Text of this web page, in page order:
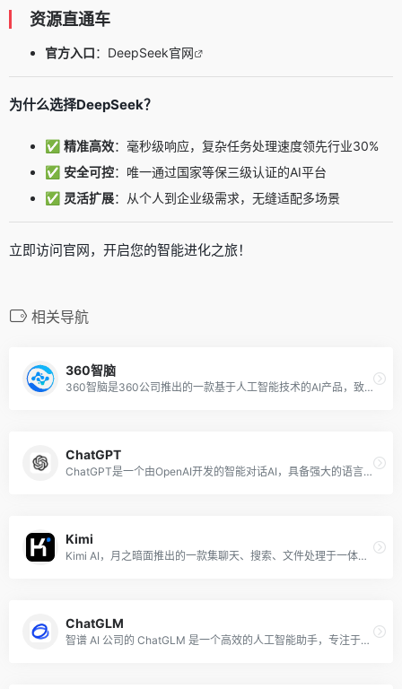
资源直通车
官方入口： DeepSeek官网
为什么选择DeepSeek？
✅ 精准高效：毫秒级响应，复杂任务处理速度领先行业30%
✅ 安全可控：唯一通过国家等保三级认证的AI平台
✅ 灵活扩展：从个人到企业级需求，无缝适配多场景
立即访问官网，开启您的智能进化之旅！
相关导航
360智脑
360智脑是360公司推出的一款基于人工智能技术的AI产品，致力于为用户提供高效、智能的对话体验。
ChatGPT
ChatGPT是一个由OpenAI开发的智能对话AI，具备强大的语言理解和生成能力。它不仅能进行自然流畅的对话，还支持多种文本创作、信息查询和内容生成，是创作、学习和娱乐的理想助手。
Kimi
Kimi AI，月之暗面推出的一款集聊天、搜索、文件处理于一体的智能助手，提供个性化服务，满足您的日常需求。下载Kimi智能助手，体验前所未有的智能生活。
ChatGLM
智谱 AI 公司的 ChatGLM 是一个高效的人工智能助手，专注于智能问答、对话生成和情感分析。获取更多关于 ChatGLM 的信息和技术细节，请访问 ChatGLM官网 和 ChatGLM Github